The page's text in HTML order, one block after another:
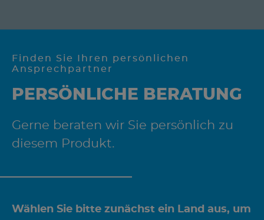
Finden Sie Ihren persönlichen
Ansprechpartner
PERSÖNLICHE BERATUNG
Gerne beraten wir Sie persönlich zu
diesem Produkt.
Wählen Sie bitte zunächst ein Land aus, um